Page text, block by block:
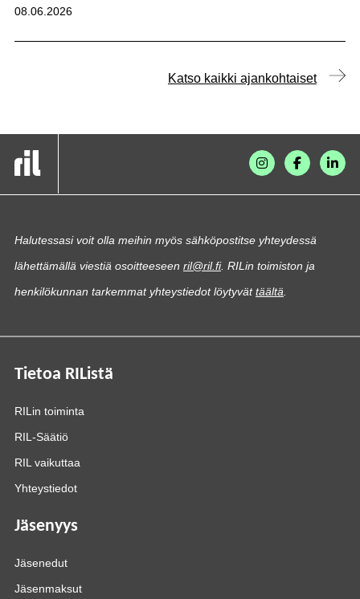
Julkaistu:
08.06.2026
Katso kaikki ajankohtaiset
Halutessasi voit olla meihin myös sähköpostitse yhteydessä
lähettämällä viestiä osoitteeseen ril@ril.fi. RILin toimiston ja
henkilökunnan tarkemmat yhteystiedot löytyvättäältä
Tietoa RIListä
RILin toiminta
RIL-Säätiö
RIL vaikuttaa
Yhteystiedot
Jäsenyys
Jäsenedut
Jäsenmaksut